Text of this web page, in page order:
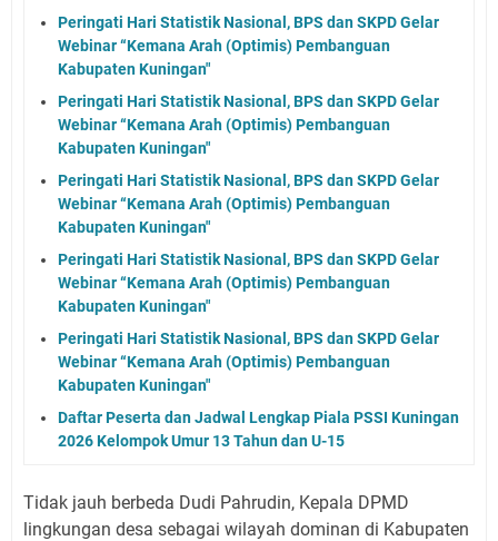
Peringati Hari Statistik Nasional, BPS dan SKPD Gelar
Webinar “Kemana Arah (Optimis) Pembanguan
Kabupaten Kuningan"
Peringati Hari Statistik Nasional, BPS dan SKPD Gelar
Webinar “Kemana Arah (Optimis) Pembanguan
Kabupaten Kuningan"
Peringati Hari Statistik Nasional, BPS dan SKPD Gelar
Webinar “Kemana Arah (Optimis) Pembanguan
Kabupaten Kuningan"
Peringati Hari Statistik Nasional, BPS dan SKPD Gelar
Webinar “Kemana Arah (Optimis) Pembanguan
Kabupaten Kuningan"
Peringati Hari Statistik Nasional, BPS dan SKPD Gelar
Webinar “Kemana Arah (Optimis) Pembanguan
Kabupaten Kuningan"
Daftar Peserta dan Jadwal Lengkap Piala PSSI Kuningan
2026 Kelompok Umur 13 Tahun dan U-15
Tidak jauh berbeda Dudi Pahrudin, Kepala DPMD
lingkungan desa sebagai wilayah dominan di Kabupaten